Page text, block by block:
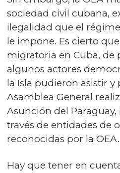
sociedad civil cubana,
ilegalidad que el
le impone. Es cierto
migratoria en Cuba, de
algunos actores
la Isla pudieron asistir y
Asamblea General
Asunción del
través de entidades de
reconocidas por la OEA.
Hay que tener en